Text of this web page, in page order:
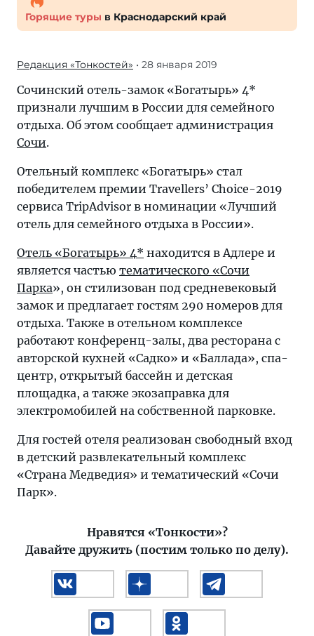
Горящие туры в Краснодарский край
Редакция «Тонкостей» • 28 января 2019
Сочинский отель-замок «Богатырь» 4*
признали лучшим в России для семейного
отдыха. Об этом сообщает администрация
Сочи.
Отельный комплекс «Богатырь» стал
победителем премии Travellers’ Choice-2019
сервиса TripAdvisor в номинации «Лучший
отель для семейного отдыха в России».
Отель «Богатырь» 4* находится в Адлере и
является частью тематического «Сочи
Парка», он стилизован под средневековый
замок и предлагает гостям 290 номеров для
отдыха. Также в отельном комплексе
работают конференц-залы, два ресторана с
авторской кухней «Садко» и «Баллада», спа-
центр, открытый бассейн и детская
площадка, а также экозаправка для
электромобилей на собственной парковке.
Для гостей отеля реализован свободный вход
в детский развлекательный комплекс
«Страна Медведия» и тематический «Сочи
Парк».
Нравятся «Тонкости»?
Давайте дружить (постим только по делу).